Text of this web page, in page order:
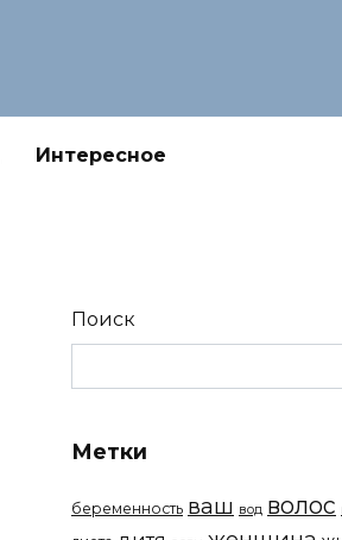
Интересное
Поиск
Метки
беременность ваш вод волос